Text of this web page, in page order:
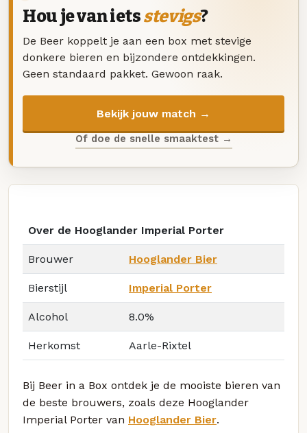
Hou je van ietsstevigs?
De Beer koppelt je aan een box met stevige
donkere bieren en bijzondere ontdekkingen.
Geen standaard pakket. Gewoon raak.
Bekijk jouw match →
Of doe de snelle smaaktest →
Over de Hooglander Imperial Porter
Brouwer Hooglander Bier
Bierstijl Imperial Porter
Alcohol 8.0%
Herkomst Aarle-Rixtel
Bij Beer in a Box ontdek je de mooiste bieren van
de beste brouwers, zoals deze Hooglander
Imperial Porter van Hooglander Bier.